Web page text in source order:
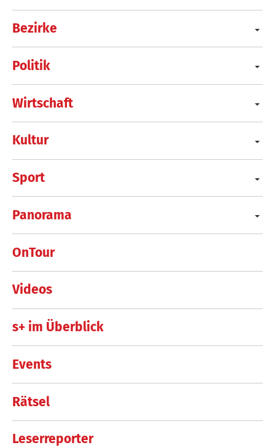
Bezirke
Politik
Wirtschaft
Kultur
Sport
Panorama
OnTour
Videos
s+ im Überblick
Events
Rätsel
Leserreporter